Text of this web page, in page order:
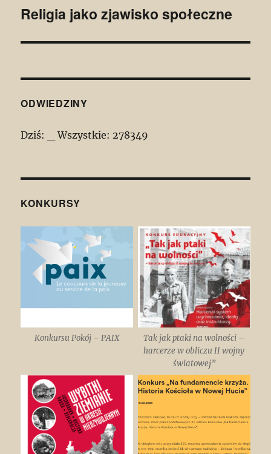
Następny
Religia jako zjawisko społeczne
ODWIEDZINY
Dziś: Wszystkie: 278349
KONKURSY
Konkursu Pokój – PAIX
Tak jak ptaki na wolności –
harcerze w obliczu II wojny
światowej”